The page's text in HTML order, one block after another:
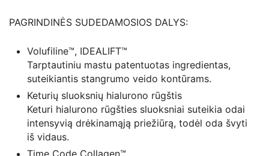
PAGRINDINĖS SUDEDAMOSIOS DALYS:
Volufiline™, IDEALIFT™
Tarptautiniu mastu patentuotas ingredientas,
suteikiantis stangrumo veido kontūrams.
Keturių sluoksnių hialurono rūgštis
Keturi hialurono rūgšties sluoksniai suteikia odai
intensyvią drėkinamąją priežiūrą, todėl oda švyti
iš vidaus.
Time Code Collagen™